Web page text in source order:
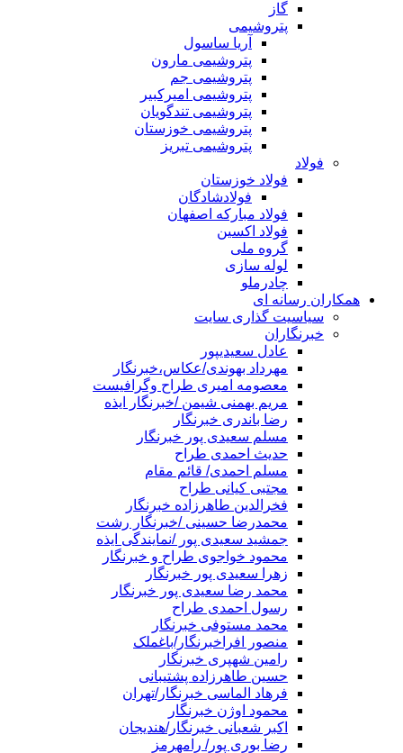
گاز
پتروشیمی
آریا ساسول
پتروشیمی مارون
پتروشیمی جم
پتروشیمی امیرکبیر
پتروشیمی تندگویان
پتروشیمی خوزستان
پتروشیمی تبریز
فولاد
فولاد خوزستان
فولادشادگان
فولاد مبارکه اصفهان
فولاد اکسین
گروه ملی
لوله سازی
چادرملو
همکاران رسانه ای
سیاسیت گذاری سایت
خبرنگاران
عادل سعیدیپور
مهرداد بهوندی/عکاس،خبرنگار
معصومه امیری طراح وگرافیست
مریم بهمنی شیمن /خبرنگار ایذه
رضا باندری خبرنگار
مسلم سعیدی پور خبرنگار
حدیث احمدی طراح
مسلم احمدی/ قائم مقام
مجتبی کیانی طراح
فخرالدین طاهرزاده خبرنگار
محمدرضا حسینی /خبرنگار رشت
جمشید سعیدی پور /نمایندگی ایذه
محمود خواجوی طراح و خبرنگار
زهرا سعیدی پور خبرنگار
محمد رضا سعیدی پور خبرنگار
رسول احمدی طراح
محمد مستوفی خبرنگار
منصور افراخبرنگار/باغملک
رامین شهپری خبرنگار
حسین طاهرزاده پشتیبانی
فرهاد الماسی خبرنگار/تهران
محمود اوژن خبرنگار
اکبر شعبانی خبرنگار/هندیجان
رضا بوری پور/ رامهرمز